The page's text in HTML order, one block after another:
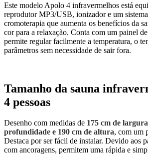
Este modelo Apolo 4 infravermelhos está
reprodutor MP3/USB, ionizador e um
cromoterapia que aumenta os benefícios da
cor para a relaxação. Conta com um painel
permite regular facilmente a temperatura, o
parâmetros sem necessidade de sair fora.
Tamanho da sauna
4 pessoas
Desenho com medidas de 175 cm de
profundidade e 190 cm de altura, com um
Destaca por ser fácil de instalar. Devido aos
com ancoragens, permitem uma rápida e